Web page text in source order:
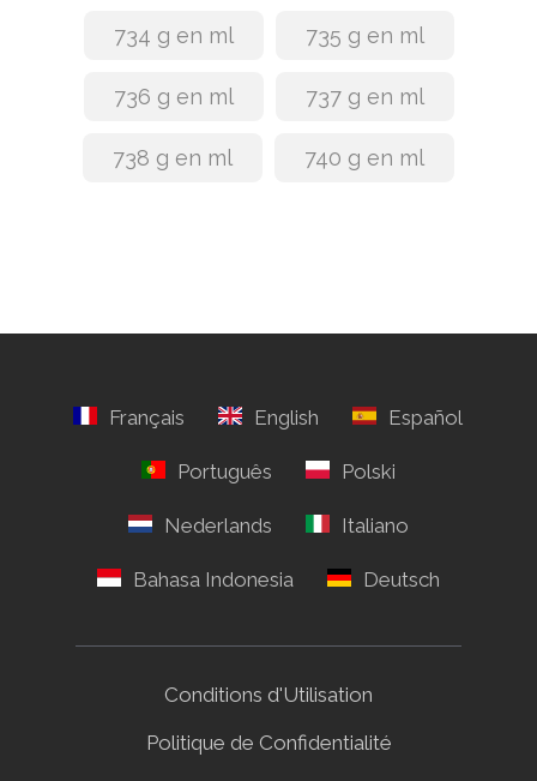
734 g en ml 735 g en ml
736 g en ml 737 g en ml
738 g en ml 740 g en ml
Conditions d'Utilisation
Politique de Confidentialité